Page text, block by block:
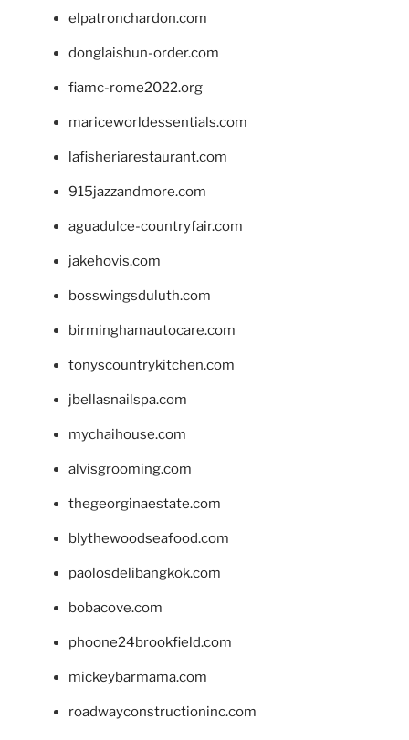
elpatronchardon.com
donglaishun-order.com
fiamc-rome2022.org
mariceworldessentials.com
lafisheriarestaurant.com
915jazzandmore.com
aguadulce-countryfair.com
jakehovis.com
bosswingsduluth.com
birminghamautocare.com
tonyscountrykitchen.com
jbellasnailspa.com
mychaihouse.com
alvisgrooming.com
thegeorginaestate.com
blythewoodseafood.com
paolosdelibangkok.com
bobacove.com
phoone24brookfield.com
mickeybarmama.com
roadwayconstructioninc.com